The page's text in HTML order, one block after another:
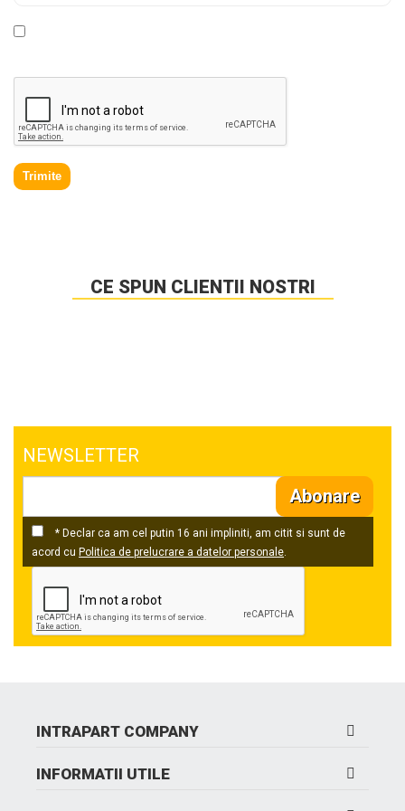
Trimite
CE SPUN CLIENTII NOSTRI
NEWSLETTER
Abonare
* Declar ca am cel putin 16 ani impliniti, am citit si sunt de
acord cu Politica de prelucrare a datelor personale.
INTRAPART COMPANY
INFORMATII UTILE